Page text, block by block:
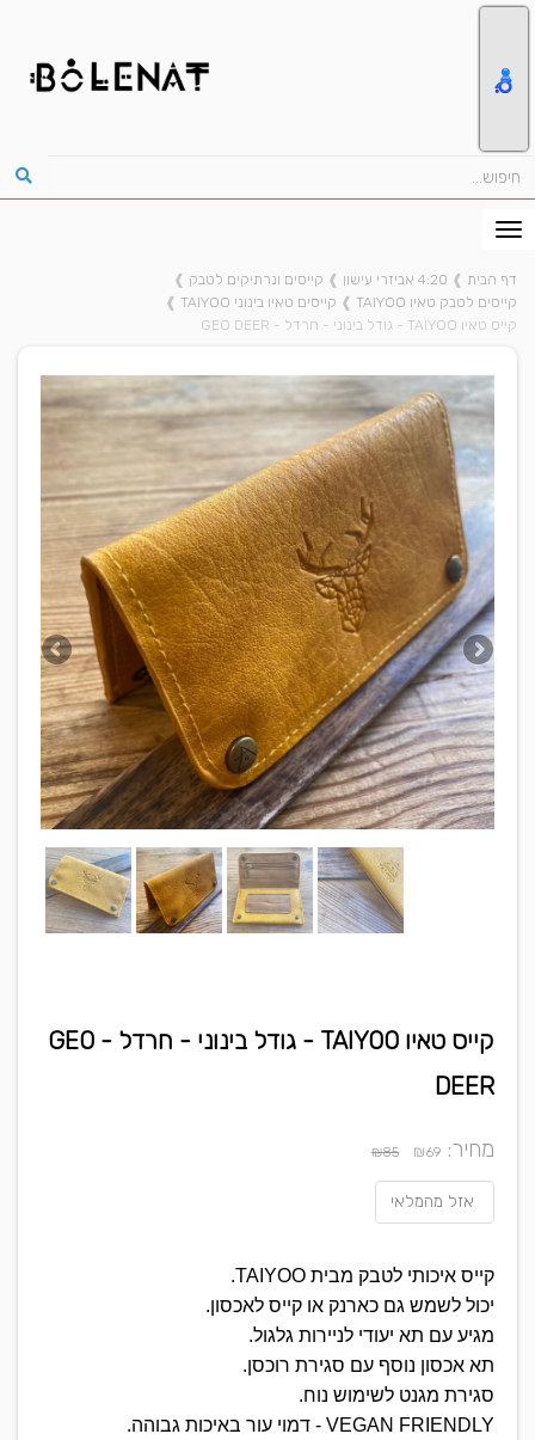
דף הבית ❱ 4:20 אביזרי עישון ❱ קייסים ונרתיקים לטבק ❱
קייסים לטבק טאיו TAIYOO
❱ קייסים טאיו בינוני TAIYOO
❱
קייס טאיו TAIYOO - גודל בינוני - חרדל - GEO DEER
קייס טאיו TAIYOO - גודל בינוני - חרדל - GEO
DEER
מחיר: ₪69
₪85
אזל מהמלאי
קייס איכותי לטבק מבית TAIYOO.
יכול לשמש גם כארנק או קייס לאכסון.
מגיע עם תא יעודי לניירות גלגול.
תא אכסון נוסף עם סגירת רוכסן.
סגירת מגנט לשימוש נוח.
VEGAN FRIENDLY - דמוי עור באיכות גבוהה.